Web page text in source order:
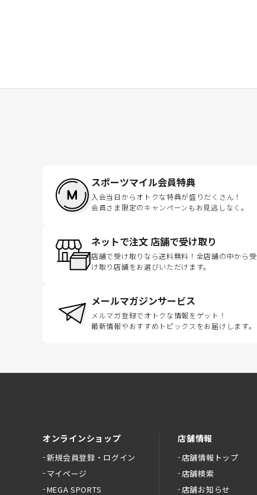
スポーツマイル会員特典
入会当日からオトクな特典が盛りだくさん！
会員さま限定のキャンペーンもお見逃しなく。
ネットで注文 店舗で受け取り
店舗で受け取りなら送料無料！全店舗の中から受
け取り店舗をお選びいただけます。
メールマガジンサービス
メルマガ登録でオトクな情報をゲット！
最新情報やおすすめトピックスをお届けします。
オンラインショップ
新規会員登録・ログイン
マイページ
MEGA SPORTS
店舗情報
店舗情報トップ
店舗検索
店舗お知らせ